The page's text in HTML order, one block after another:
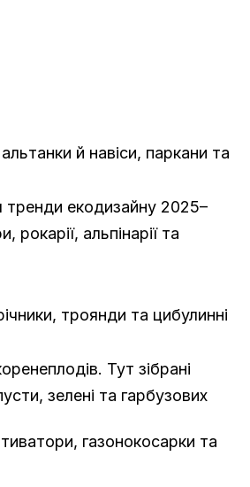
й навіси, паркани та
екодизайну 2025–
альпінарії та
троянди та цибулинні
Тут зібрані
зелені та гарбузових
газонокосарки та